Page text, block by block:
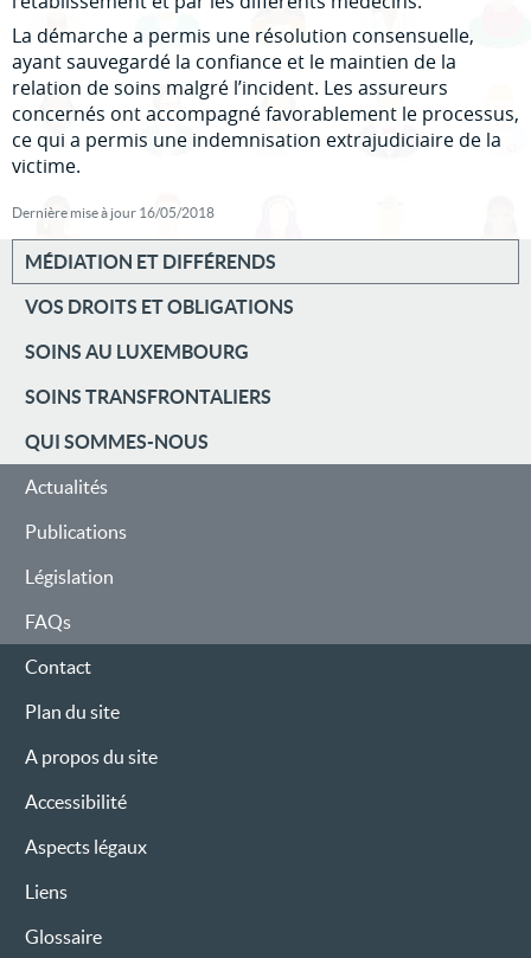
La démarche a permis une résolution consensuelle,
ayant sauvegardé la confiance et le maintien de la
relation de soins malgré l’incident. Les assureurs
concernés ont accompagné favorablement le processus,
ce qui a permis une indemnisation extrajudiciaire de la
victime.
Dernière mise à jour 16/05/2018
MENU
DE
NAVIGATION
MÉDIATION ET DIFFÉRENDS
VOS DROITS ET OBLIGATIONS
SOINS AU LUXEMBOURG
SOINS TRANSFRONTALIERS
QUI SOMMES-NOUS
Actualités
Publications
Législation
FAQs
Contact
Plan du site
A propos du site
Accessibilité
Aspects légaux
Liens
Glossaire